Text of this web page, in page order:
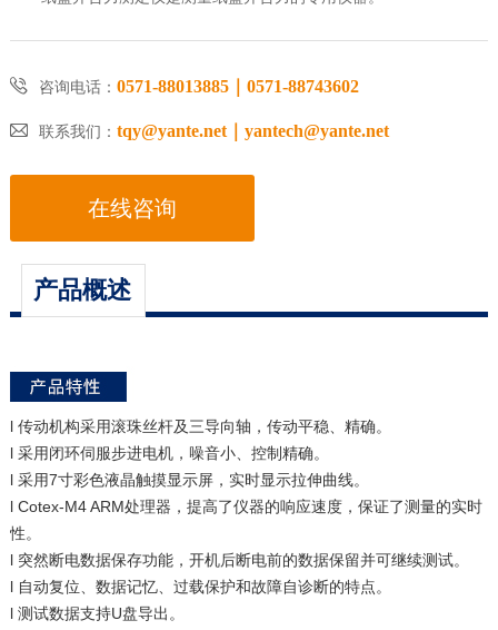
 咨询电话： 0571-88013885｜0571-88743602
 联系我们： tqy@yante.net｜yantech@yante.net
在线咨询
产品概述
l 传动机构采用滚珠丝杆及三导向轴，传动平稳、精确。
l 采用闭环伺服步进电机，噪音小、控制精确。
l 采用7寸彩色液晶触摸显示屏，实时显示拉伸曲线。
l Cotex-M4 ARM处理器，提高了仪器的响应速度，保证了测量的实时
性。
l 突然断电数据保存功能，开机后断电前的数据保留并可继续测试。
l 自动复位、数据记忆、过载保护和故障自诊断的特点。
l 测试数据支持U盘导出。